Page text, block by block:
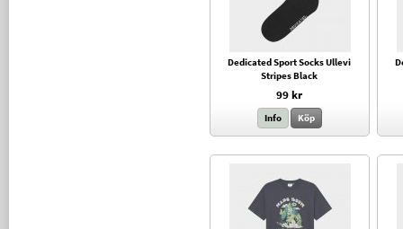
Dedicated Sport Socks Ullevi
Stripes Black
99 kr
Info Köp